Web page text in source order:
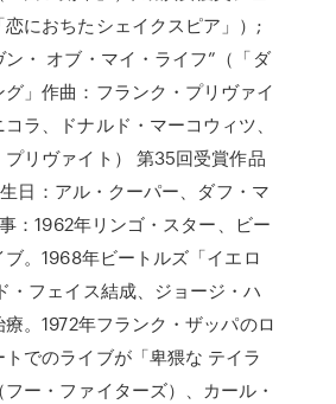
におちたシェイクスピア」）;
・ オブ・マイ・ライフ”（「ダ
」作曲：フランク・プリヴァイ
ラ、ドナルド・マーコウィツ、
リヴァイト） 第35回受賞作品
生日：アル・クーパー、ダフ・マ
：1962年リンゴ・スター、ビー
ブ。1968年ビートルズ「イエロ
・フェイス結成、ジョージ・ハ
。1972年フランク・ザッパのロ
でのライブが「卑猥な テイラ
ー・ファイターズ）、カール・